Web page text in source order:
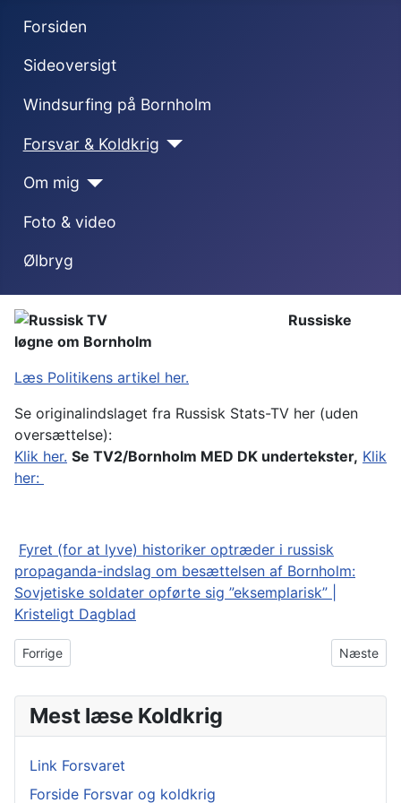
Forsiden
Sideoversigt
Windsurfing på Bornholm
Forsvar & Koldkrig
Om mig
Foto & video
Ølbryg
Russiske
løgne om Bornholm
Læs Politikens artikel her.
Se originalindslaget fra Russisk Stats-TV her (uden
oversættelse):
Klik her. Se TV2/Bornholm MED DK undertekster, Klik
her:
Fyret (for at lyve) historiker optræder i russisk
propaganda-indslag om besættelsen af Bornholm:
Sovjetiske soldater opførte sig ”eksemplarisk” |
Kristeligt Dagblad
Forrige artikel: Russiske fly krænkelser
Forrige Næste
Næste
Mest læse Koldkrig
Link Forsvaret
Forside Forsvar og koldkrig